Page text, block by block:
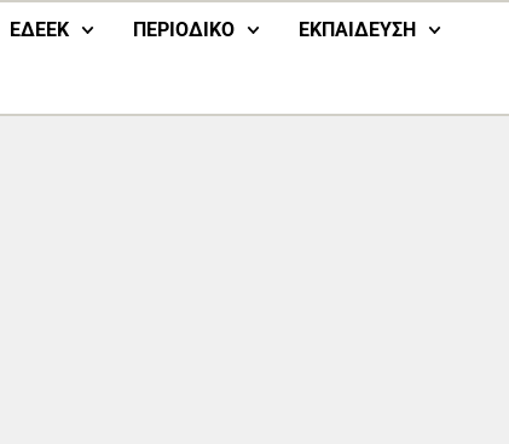
ΕΔΕΕΚ ΠΕΡΙΟΔΙΚΟ ΕΚΠΑΙΔΕΥΣΗ